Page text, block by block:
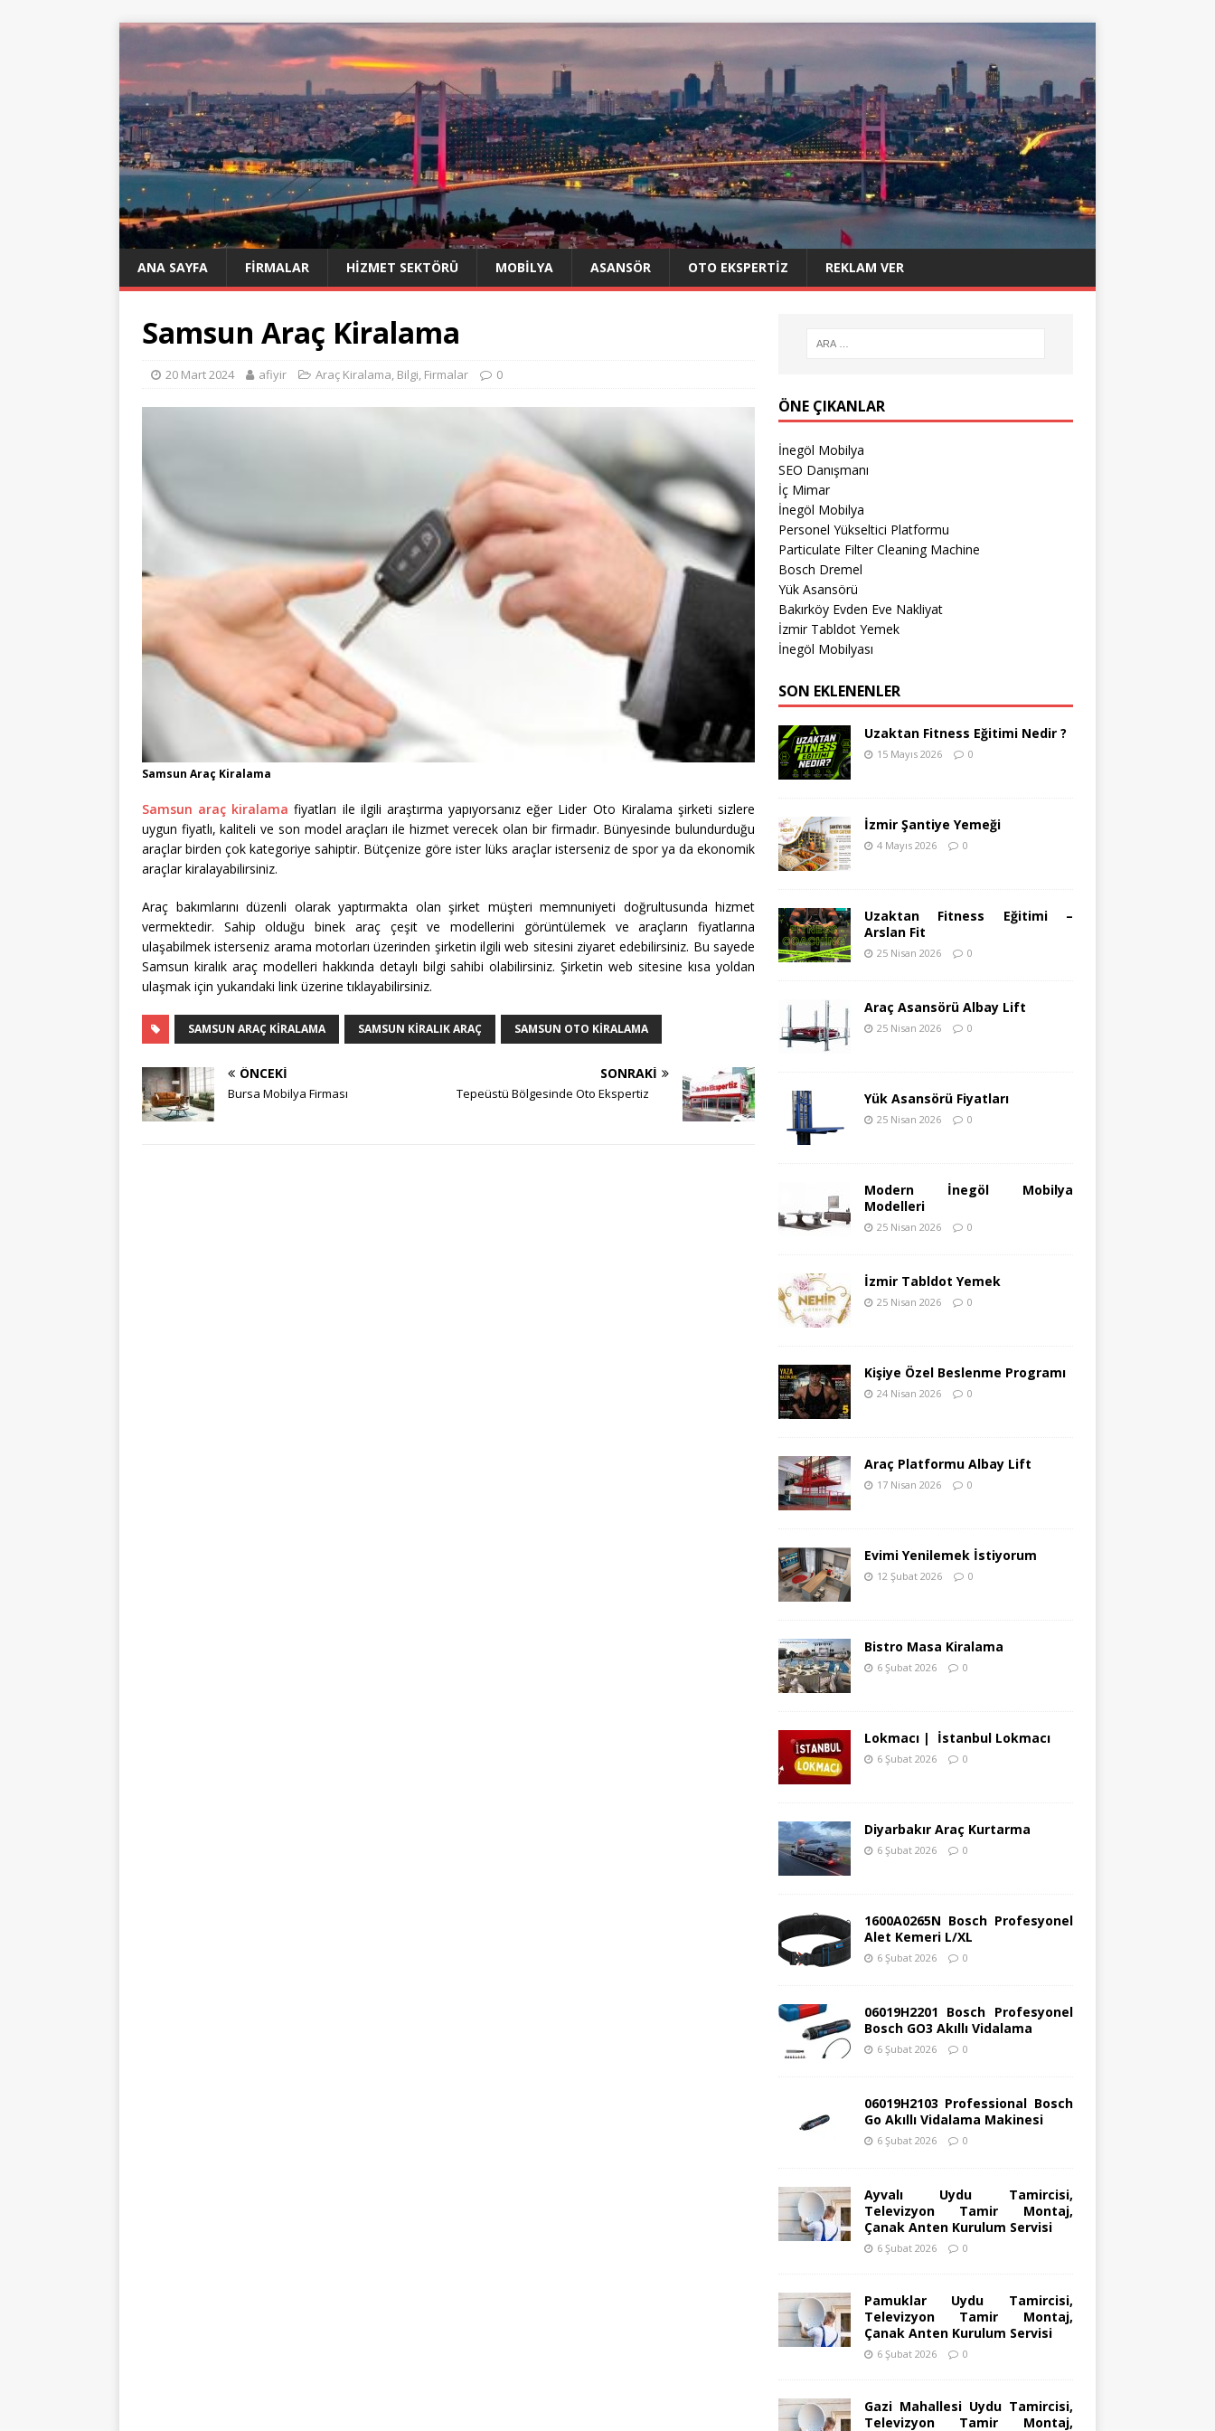
ANA SAYFA FIRMALAR HIZMET SEKTÖRÜ MOBILYA ASANSÖR OTO EKSPERTIZ REKLAM VER
Samsun Araç Kiralama
20 Mart 2024 afiyir Araç Kiralama, Bilgi, Firmalar 0
Samsun Araç Kiralama
Samsun araç kiralama fiyatları ile ilgili araştırma yapıyorsanız eğer Lider Oto Kiralama şirketi sizlere
uygun fiyatlı, kaliteli ve son model araçları ile hizmet verecek olan bir firmadır. Bünyesinde bulundurduğu
araçlar birden çok kategoriye sahiptir. Bütçenize göre ister lüks araçlar isterseniz de spor ya da ekonomik
araçlar kiralayabilirsiniz.
Araç bakımlarını düzenli olarak yaptırmakta olan şirket müşteri memnuniyeti doğrultusunda hizmet
vermektedir. Sahip olduğu binek araç çeşit ve modellerini görüntülemek ve araçların fiyatlarına
ulaşabilmek isterseniz arama motorları üzerinden şirketin ilgili web sitesini ziyaret edebilirsiniz. Bu sayede
Samsun kiralık araç modelleri hakkında detaylı bilgi sahibi olabilirsiniz. Şirketin web sitesine kısa yoldan
ulaşmak için yukarıdaki link üzerine tıklayabilirsiniz.
SAMSUN ARAÇ KIRALAMA SAMSUN KIRALIK ARAÇ SAMSUN OTO KIRALAMA
ÖNCEKI
Bursa Mobilya Firması
SONRAKI
Tepeüstü Bölgesinde Oto Ekspertiz
ÖNE ÇIKANLAR
İnegöl Mobilya
SEO Danışmanı
İç Mimar
İnegöl Mobilya
Personel Yükseltici Platformu
Particulate Filter Cleaning Machine
Bosch Dremel
Yük Asansörü
Bakırköy Evden Eve Nakliyat
İzmir Tabldot Yemek
İnegöl Mobilyası
SON EKLENENLER
Uzaktan Fitness Eğitimi Nedir ?
15 Mayıs 2026 0
İzmir Şantiye Yemeği
4 Mayıs 2026 0
Uzaktan Fitness Eğitimi –
Arslan Fit
25 Nisan 2026 0
Araç Asansörü Albay Lift
25 Nisan 2026 0
Yük Asansörü Fiyatları
25 Nisan 2026 0
Modern İnegöl Mobilya
Modelleri
25 Nisan 2026 0
İzmir Tabldot Yemek
25 Nisan 2026 0
Kişiye Özel Beslenme Programı
24 Nisan 2026 0
Araç Platformu Albay Lift
17 Nisan 2026 0
Evimi Yenilemek İstiyorum
12 Şubat 2026 0
Bistro Masa Kiralama
6 Şubat 2026 0
Lokmacı | İstanbul Lokmacı
6 Şubat 2026 0
Diyarbakır Araç Kurtarma
6 Şubat 2026 0
1600A0265N Bosch Profesyonel
Alet Kemeri L/XL
6 Şubat 2026 0
06019H2201 Bosch Profesyonel
Bosch GO3 Akıllı Vidalama
6 Şubat 2026 0
06019H2103 Professional Bosch
Go Akıllı Vidalama Makinesi
6 Şubat 2026 0
Ayvalı Uydu Tamircisi,
Televizyon Tamir Montaj,
Çanak Anten Kurulum Servisi
6 Şubat 2026 0
Pamuklar Uydu Tamircisi,
Televizyon Tamir Montaj,
Çanak Anten Kurulum Servisi
6 Şubat 2026 0
Gazi Mahallesi Uydu Tamircisi,
Televizyon Tamir Montaj,